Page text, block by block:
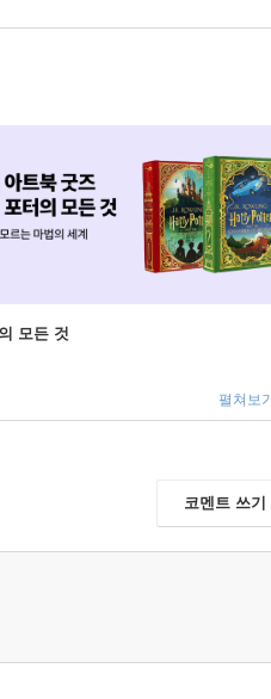
모든 것
펼쳐보기
코멘트 쓰기